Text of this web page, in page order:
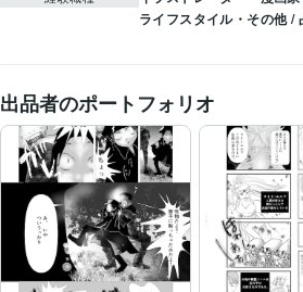
ライフスタイル・その他 /
出品者のポートフォリオ